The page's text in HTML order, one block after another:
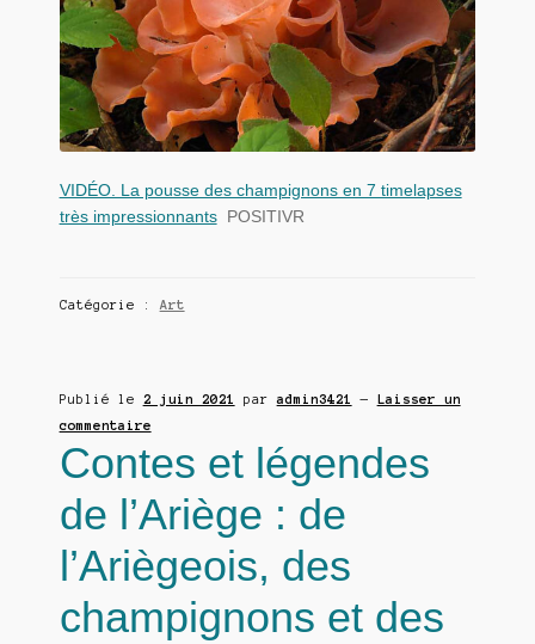
VIDÉO. La pousse des champignons en 7 timelapses
très impressionnants
POSITIVR
Catégorie : Art
Publié le 2 juin 2021 paradmin3421 —
Laisser un
commentaire
Contes et légendes
de l’Ariège : de
l’Ariègeois, des
champignons et des